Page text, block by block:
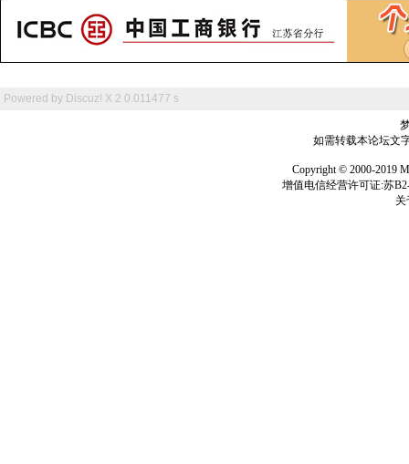
Powered by Discuz! X 2 0.011477 s
如需转载本论坛文
Copyright © 2000-2019
增值电信经营许可证:苏
关